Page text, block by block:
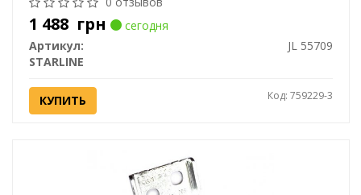
1 488 грн
сегодня
Артикул:
JL 55709
STARLINE
КУПИТЬ Код: 759229-3